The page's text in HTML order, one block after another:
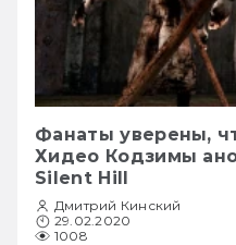
Фанаты уверены,
Хидео Кодзимы
Silent Hill
Дмитрий Кинский
29.02.2020
1008